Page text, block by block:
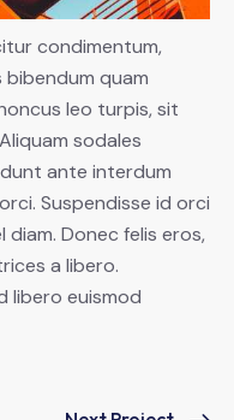
condimentum,
bibendum quam
leo turpis, sit
sodales
ante interdum
Suspendisse id orci
Donec felis eros,
a libero.
libero euismod